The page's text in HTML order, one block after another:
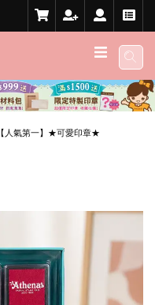
【人氣第一】★可愛印章★